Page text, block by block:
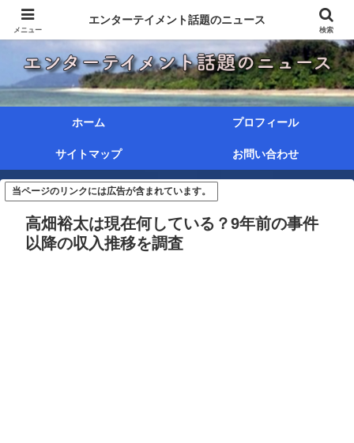
ホーム プロフィール
サイトマップ お問い合わせ
当ページのリンクには広告が含まれています。
高畑裕太は現在何している？9年前の事件
以降の収入推移を調査
メニュー
エンターテイメント話題のニュース
検索